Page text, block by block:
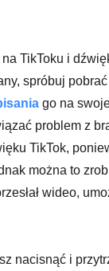
TikToku i
spróbuj
go na
problem z
TikTok,
można to
wideo,
nacisnąć i